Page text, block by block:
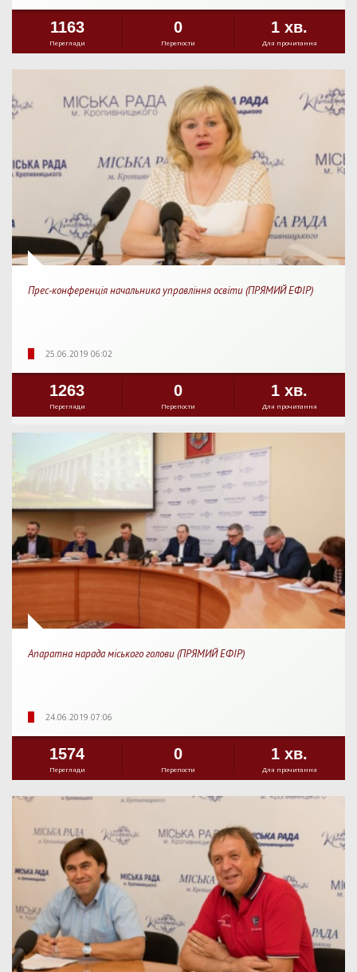
1163
Перегляди
0
Перепости
1 хв.
Для прочитання
Прес-конференція начальника управління освіти (ПРЯМИЙ ЕФІР)
25.06.2019 06:02
1263
Перегляди
0
Перепости
1 хв.
Для прочитання
Апаратна нарада міського голови (ПРЯМИЙ ЕФІР)
24.06.2019 07:06
1574
Перегляди
0
Перепости
1 хв.
Для прочитання